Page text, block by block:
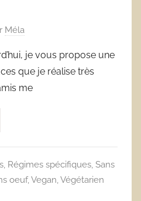
Méla
je vous propose une
que je réalise très
me
, Régimes spécifiques, Sans
oeuf, Vegan Végétarien